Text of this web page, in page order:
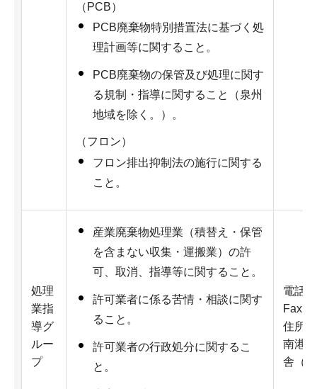
（PCB）
PCB廃棄物特別措置法に基づく処
理計画等に関すること。
PCB廃棄物の保管及び処理に関す
る規制・指導に関すること（泉州
地域を除く。）。
（フロン）
フロン排出抑制法の施行に関する
こと。
処理
業指
導グ
ルー
プ
産業廃棄物処理業（積替え・保管
を含まない収集・運搬業）の許
可、取消、指導等に関すること。
許可業者に係る苦情・相談に関す
ること。
許可業者の行政処分に関するこ
と。
電話
Fax：
住所
南港
舎（